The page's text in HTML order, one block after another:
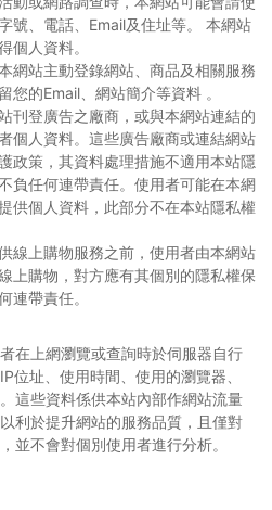
號、電話、Email及住址等。 本網站
個人資料。
網站主動登錄網站、商品及相關服務
您的Email、網站簡介等資料 。
刊登廣告之廠商，或與本網站連結的
個人資料。這些廣告廠商或連結網站
政策，其資料處理措施不適用本站隱
負任何連帶責任。使用者可能在本網
供個人資料，此部分不在本站隱私權
線上購物服務之前，使用者由本網站
上購物，對方應有其個別的隱私權保
連帶責任。
在上網瀏覽或查詢時於伺服器自行
位址、使用時間、使用的瀏覽器、
這些資料係供本站內部作網站流量
利於提升網站的服務品質，且僅對
並不會對個別使用者進行分析。